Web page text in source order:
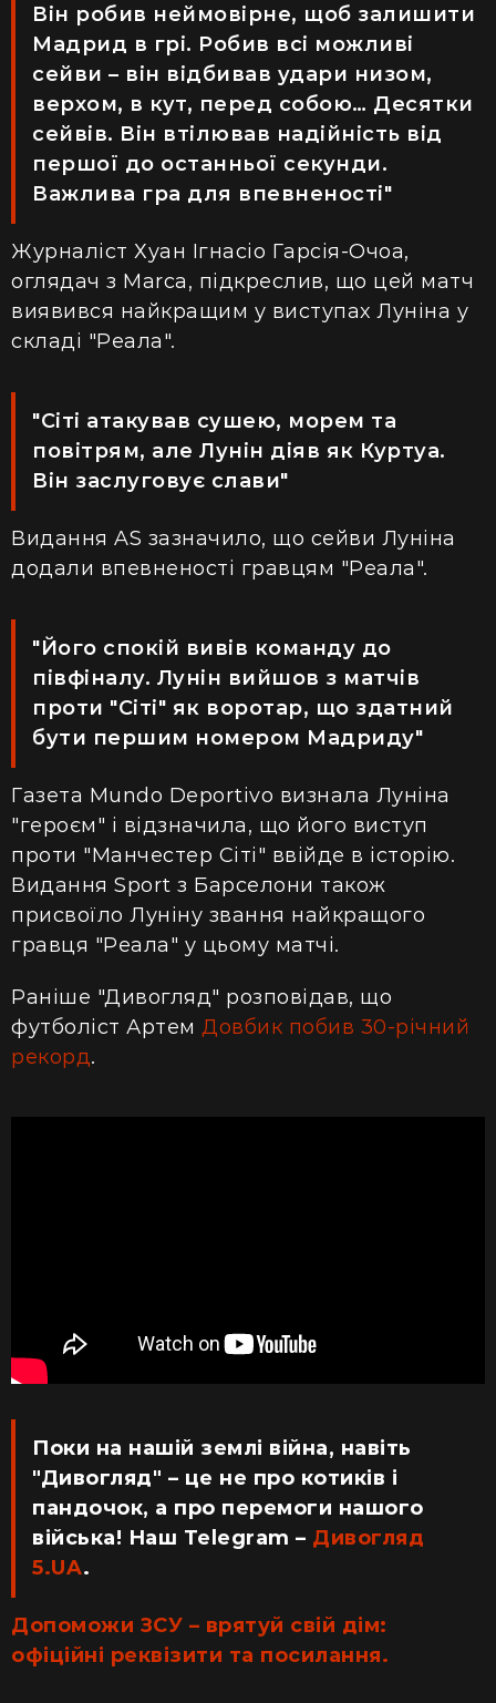
Він робив неймовірне, щоб залишити
Мадрид в грі. Робив всі можливі
сейви – він відбивав удари низом,
верхом, в кут, перед собою… Десятки
сейвів. Він втілював надійність від
першої до останньої секунди.
Важлива гра для впевненості"
Журналіст Хуан Ігнасіо Гарсія-Очоа,
оглядач з Marca, підкреслив, що цей матч
виявився найкращим у виступах Луніна у
складі "Реала".
"Сіті атакував сушею, морем та
повітрям, але Лунін діяв як Куртуа.
Він заслуговує слави"
Видання AS зазначило, що сейви Луніна
додали впевненості гравцям "Реала".
"Його спокій вивів команду до
півфіналу. Лунін вийшов з матчів
проти "Сіті" як воротар, що здатний
бути першим номером Мадриду"
Газета Mundo Deportivo визнала Луніна
"героєм" і відзначила, що його виступ
проти "Манчестер Сіті" ввійде в історію.
Видання Sport з Барселони також
присвоїло Луніну звання найкращого
гравця "Реала" у цьому матчі.
Раніше "Дивогляд" розповідав, що
футболіст Артем Довбик побив 30-річний
рекорд.
Поки на нашій землі війна, навіть
"Дивогляд" – це не про котиків і
пандочок, а про перемоги нашого
війська! Наш Telegram – Дивогляд
5.UA.
Допоможи ЗСУ – врятуй свій дім:
офіційні реквізити та посилання.